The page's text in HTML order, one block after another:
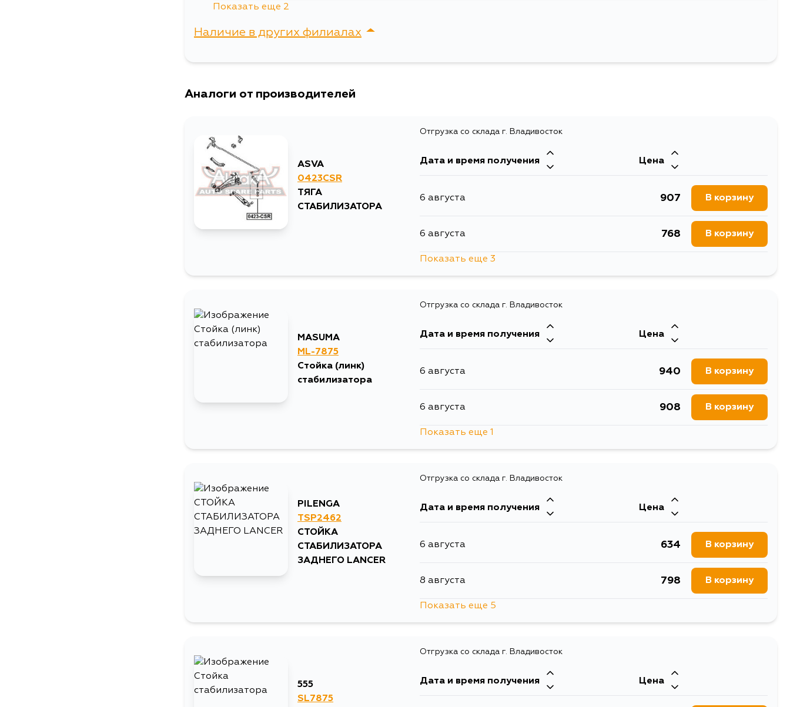
Показать еще 2
Наличие в других филиалах
Аналоги от производителей
ASVA
0423CSR
ТЯГА
СТАБИЛИЗАТОРА
Отгрузка со склада г. Владивосток
Дата и время получения Цена
6 августа 907 В корзину
6 августа 768 В корзину
26 августа
31 августа 907
Показать еще 3
MASUMA
ML-7875
Стойка (линк)
стабилизатора
Отгрузка со склада г. Владивосток
Дата и время получения Цена
6 августа 940 В корзину
6 августа 908 В корзину
Показать еще 1
PILENGA
TSP2462
СТОЙКА
СТАБИЛИЗАТОРА
ЗАДНЕГО LANCER
Отгрузка со склада г. Владивосток
Дата и время получения Цена
6 августа 634 В корзину
8 августа 798 В корзину
26 августа
31 августа 618
Показать еще 5
555
SL7875
Отгрузка со склада г. Владивосток
Дата и время получения Цена